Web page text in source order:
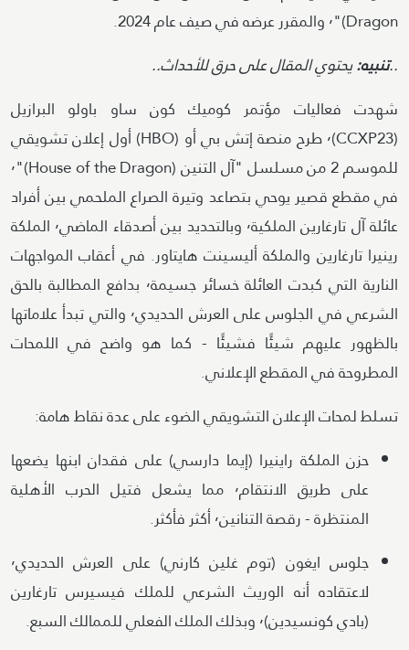
Dragon)"٬ والمقرر عرضه في صيف عام 2024.
..تنبيه:يحتوي المقال على حرق للأحداث..
شهدت فعاليات مؤتمر كوميك كون ساو باولو البرازيل
(CCXP23)٬ طرح منصة إتش بي أو (HBO) أول إعلان تشويقي
للموسم 2 من مسلسل "آل التنين (House of the Dragon)"٬
في مقطع قصير يوحي بتصاعد وتيرة الصراع الملحمي بين أفراد
عائلة آل تارغارين الملكية٬ وبالتحديد بين أصدقاء الماضي٬ الملكة
رينيرا تارغارين والملكة أليسينت هايتاور. في أعقاب المواجهات
النارية التي كبدت العائلة خسائر جسيمة٬ بدافع المطالبة بالحق
الشرعي في الجلوس على العرش الحديدي٬ والتي تبدأ علاماتها
بالظهور عليهم شيئًا فشيئًا - كما هو واضح في اللمحات
المطروحة في المقطع الإعلاني.
تسلط لمحات الإعلان التشويقي الضوء على عدة نقاط هامة:
حزن الملكة راينيرا (إيما دارسي) على فقدان ابنها يضعها
على طريق الانتقام٬ مما يشعل فتيل الحرب الأهلية
المنتظرة - رقصة التنانين٬ أكثر فأكثر.
جلوس ايغون (توم غلين كارني) على العرش الحديدي٬
لاعتقاده أنه الوريث الشرعي للملك فيسيرس تارغارين
(بادي كونسيدين)٬ وبذلك الملك الفعلي للممالك السبع.